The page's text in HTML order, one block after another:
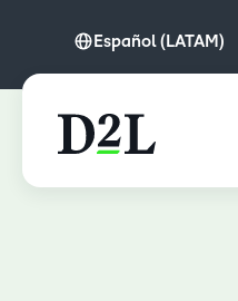
Español (LATAM)
English
Português